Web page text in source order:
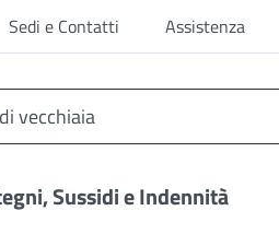
Sedi e Contatti Assistenza
Sussidi e Indennità